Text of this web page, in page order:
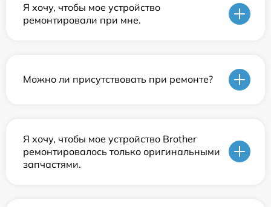
Я хочу, чтобы мое устройство
ремонтировали при мне.
Можно ли присутствовать при ремонте?
Я хочу, чтобы мое устройство Brother
ремонтировалось только оригинальными
запчастями.